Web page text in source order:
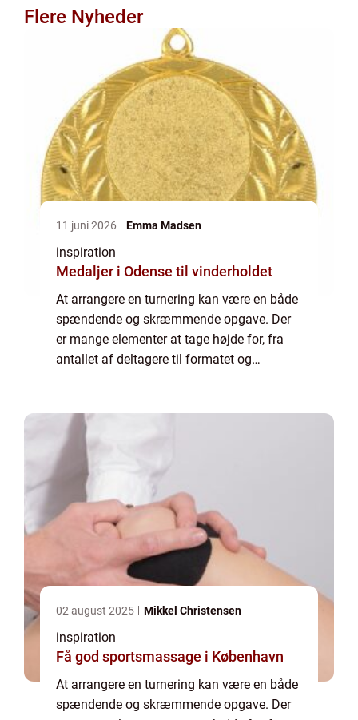
Flere Nyheder
11 juni 2026 Emma Madsen
inspiration
Medaljer i Odense til vinderholdet
At arrangere en turnering kan være en både
spændende og skræmmende opgave. Der
er mange elementer at tage højde for, fra
antallet af deltagere til formatet og
02 august 2025 Mikkel Christensen
inspiration
Få god sportsmassage i København
At arrangere en turnering kan være en både
spændende og skræmmende opgave. Der